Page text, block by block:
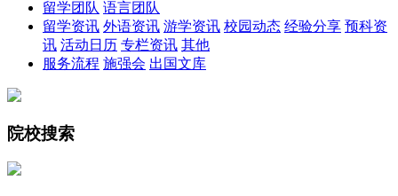
留学团队 语言团队
留学资讯 外语资讯 游学资讯 校园动态 经验分享 预科资
讯 活动日历 专栏资讯 其他
服务流程 施强会 出国文库
院校搜索